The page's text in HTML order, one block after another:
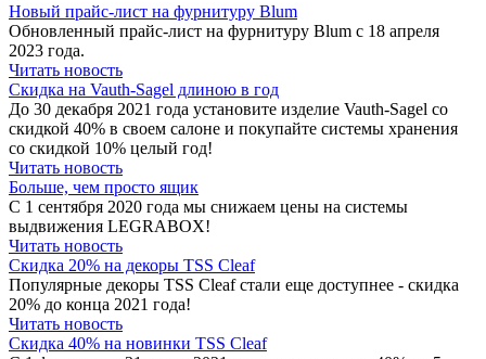
Новый прайс-лист на фурнитуру Blum
Обновленный прайс-лист на фурнитуру Blum с 18 апреля
2023 года.
Читать новость
Скидка на Vauth-Sagel длиною в год
До 30 декабря 2021 года установите изделие Vauth-Sagel со
скидкой 40% в своем салоне и покупайте системы хранения
со скидкой 10% целый год!
Читать новость
Больше, чем просто ящик
C 1 сентября 2020 года мы снижаем цены на системы
выдвижения LEGRABOX!
Читать новость
Скидка 20% на декоры TSS Сleaf
Популярные декоры TSS Cleaf стали еще доступнее - скидка
20% до конца 2021 года!
Читать новость
Скидка 40% на новинки TSS Cleaf